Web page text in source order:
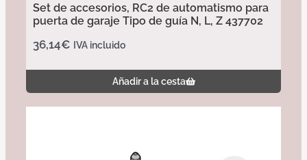
Set de accesorios, RC2 de automatismo para
puerta de garaje Tipo de guía N, L, Z 437702
36,14€ IVA incluido
Añadir a la cesta